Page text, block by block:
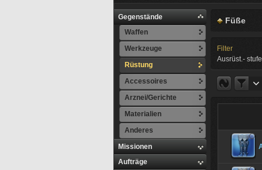
Gegenstände
Waffen
Werkzeuge
Rüstung
Accessoires
Arznei/Gerichte
Materialien
Anderes
Missionen
Aufträge
Füße
Filter
Ausrüst.-